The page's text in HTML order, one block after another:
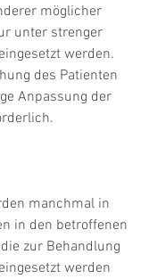
möglicher
unter strenger
werden.
des Patienten
Anpassung der
manchmal in
in den betroffenen
zur Behandlung
werden